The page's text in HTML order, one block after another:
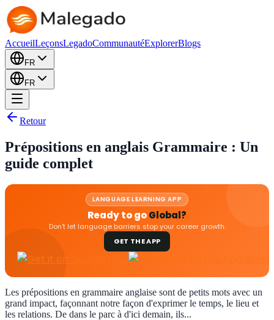
AccueilLeçonsLegadoCommunautéExplorerBlogs
FR
FR
Retour
Prépositions en anglais Grammaire : Un
guide complet
LANGUAGE LEARNING APP
Ready to goGlobal?
Don't let language barriers stop your career growth.
GET THE APP
Les prépositions en grammaire anglaise sont de petits mots avec un
grand impact, façonnant notre façon d'exprimer le temps, le lieu et
les relations. De dans le parc à d'ici demain, ils...